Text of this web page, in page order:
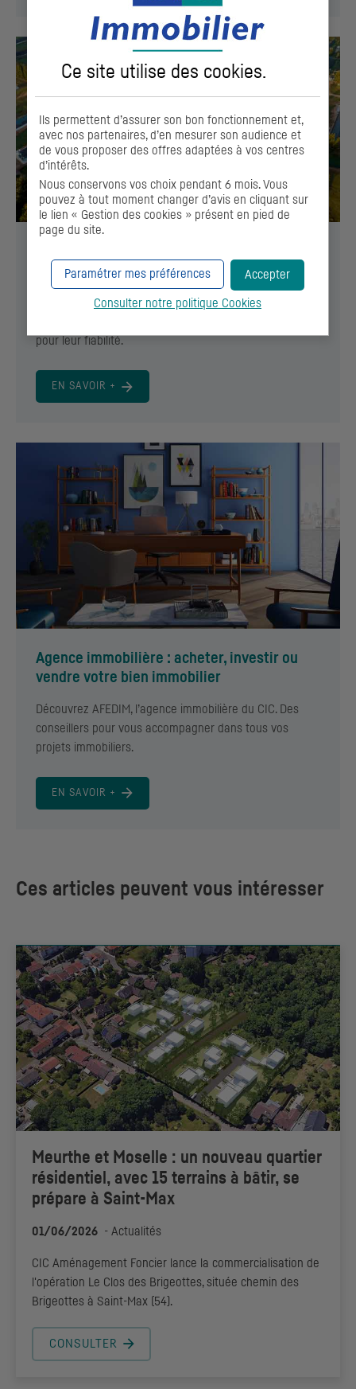
terrain !
Optimisez la valeur de votre bien immobilier ou de votre
pour leur fiabilité.
EN SAVOIR +
Agence immobilière : acheter, investir ou
vendre votre bien immobilier
Découvrez AFEDIM, l’agence immobilière du CIC. Des
conseillers pour vous accompagner dans tous vos
projets immobiliers.
EN SAVOIR +
Ces articles peuvent vous intéresser
Meurthe et Moselle : un nouveau quartier
résidentiel, avec 15 terrains à bâtir, se
prépare à Saint-Max
01/06/2026 - Actualités
CIC Aménagement Foncier lance la commercialisation de
l'opération Le Clos des Brigeottes, située chemin des
Brigeottes à Saint-Max (54).
CONSULTER
Ce site utilise des cookies.
Ils permettent d’assurer son bon fonctionnement et,
avec nos partenaires, d’en mesurer son audience et
de vous proposer des offres adaptées à vos centres
d’intérêts.
Nous conservons vos choix pendant 6 mois. Vous
pouvez à tout moment changer d’avis en cliquant sur
le lien « Gestion des cookies » présent en pied de
page du site.
Accepter
Paramétrer mes préférences
Consulter notre politique Cookies